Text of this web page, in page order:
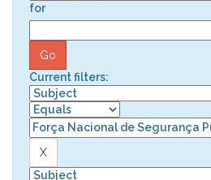
for
Current filters: